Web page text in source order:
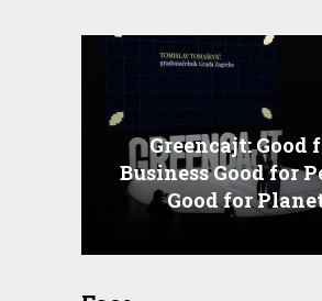
Greencajt: Good
Business Good for
Good for